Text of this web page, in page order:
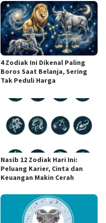
4 Zodiak Ini Dikenal Paling
Boros Saat Belanja, Sering
Tak Peduli Harga
Nasib 12 Zodiak Hari Ini:
Peluang Karier, Cinta dan
Keuangan Makin Cerah